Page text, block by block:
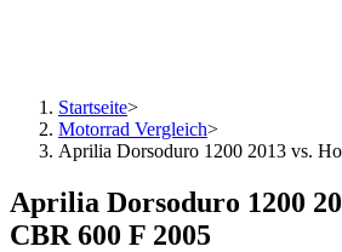
Startseite>
Motorrad Vergleich>
Aprilia Dorsoduro 1200 2013 vs.
Aprilia Dorsoduro 1200
CBR 600 F 2005